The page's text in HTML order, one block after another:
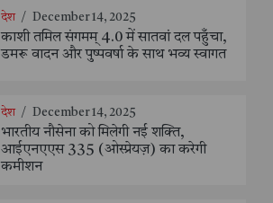
देश / December 14, 2025
काशी तमिल संगमम् 4.0 में सातवां दल पहुँचा,
डमरू वादन और पुष्पवर्षा के साथ भव्य स्वागत
देश / December 14, 2025
भारतीय नौसेना को मिलेगी नई शक्ति,
आईएनएएस 335 (ओस्प्रेयज़) का करेगी
कमीशन